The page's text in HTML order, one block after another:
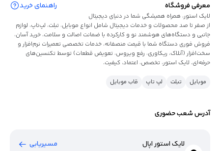
معرفی فروشگاه راهنمای خرید
لایک استور، همراه همیشگی شما در دنیای دیجیتال
از صفر تا صد محصولات و خدمات دیجیتال شامل انواع موبایل، تبلت، لپ‌تاپ، لوازم
جانبی و دستگاه‌های هوشمند نو و کارکرده با ضمانت اصالت و سلامت. خرید آسان،
فروش فوری دستگاه شما با قیمت منصفانه. خدمات تخصصی تعمیرات نرم‌افزار و
سخت‌افزار (آنلاک، ریکاوری، رفع ویروس، تعویض قطعات) توسط تکنسین‌های
حرفه‌ای. لایک استور، تخصص، اعتماد، کیفیت.
موبایل تبلت لپ تاپ قاب موبایل
آدرس شعب حضوری
لایک استور اپال مسیریابی